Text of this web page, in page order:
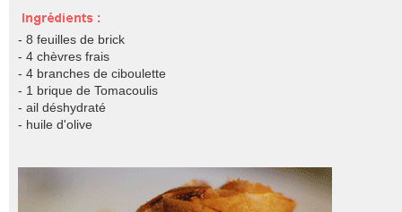
- 8 feuilles de brick
- 4 chèvres frais
- 4 branches de ciboulette
- 1 brique de Tomacoulis
- ail déshydraté
- huile d'olive